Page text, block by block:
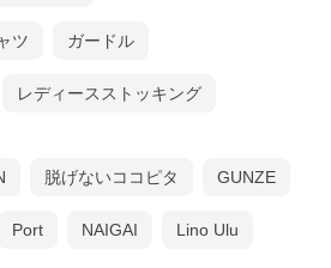
ツ ガードル
レディースストッキング
脱げないココピタ GUNZE
Port NAIGAI Lino Ulu